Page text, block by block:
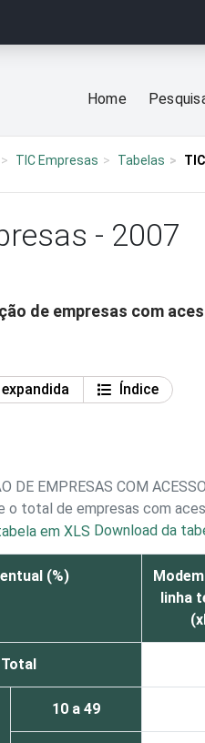
Home
TIC Empresas Tabelas
- 2007
de empresas com
Índice
DE EMPRESAS COM
o total de empresas com
Download da
(%)
linha
Total
10 a 49